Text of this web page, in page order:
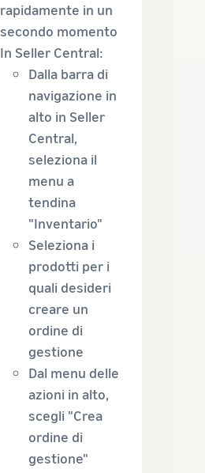
rapidamente in un
secondo momento
In Seller Central:
Dalla barra di
navigazione in
alto in Seller
Central,
seleziona il
menu a
tendina
"Inventario"
Seleziona i
prodotti per i
quali desideri
creare un
ordine di
gestione
Dal menu delle
azioni in alto,
scegli "Crea
ordine di
gestione"